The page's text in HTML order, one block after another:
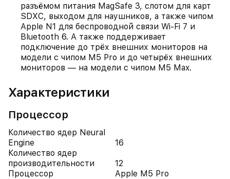
разъёмом питания MagSafe 3, слотом для карт
SDXC, выходом для наушников, а также чипом
Apple N1 для беспроводной связи Wi‑Fi 7 и
Bluetooth 6. А также поддерживает
подключение до трёх внешних мониторов на
модели с чипом M5 Pro и до четырёх внешних
мониторов — на модели с чипом M5 Max.
Характеристики
Процессор
Количество ядер Neural
Engine
16
Количество ядер
производительности
12
Процессор
Apple M5 Pro